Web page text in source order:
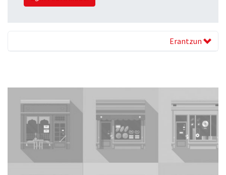
Erantzun